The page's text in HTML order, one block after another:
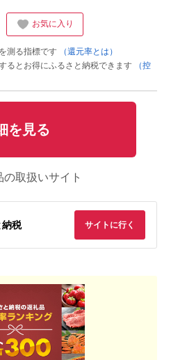
お気に入り
測る指標です
（還元率とは）
るとお得にふるさと納税できます
（控
を見る
の取扱いサイト
納税 サイトに行く